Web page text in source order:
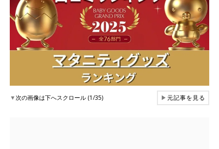
▼次の画像は下へスクロール (1/35) ▶元記事を見る